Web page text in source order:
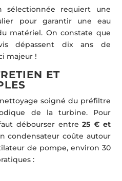
requiert une
pour garantir une eau
matériel. On constate que
dépassent dix ans de
majeur !
ET
soigné du préfiltre
de la turbine. Pour
débourser entre25 € et
condensateur coûte autour
de pompe, environ 30
: